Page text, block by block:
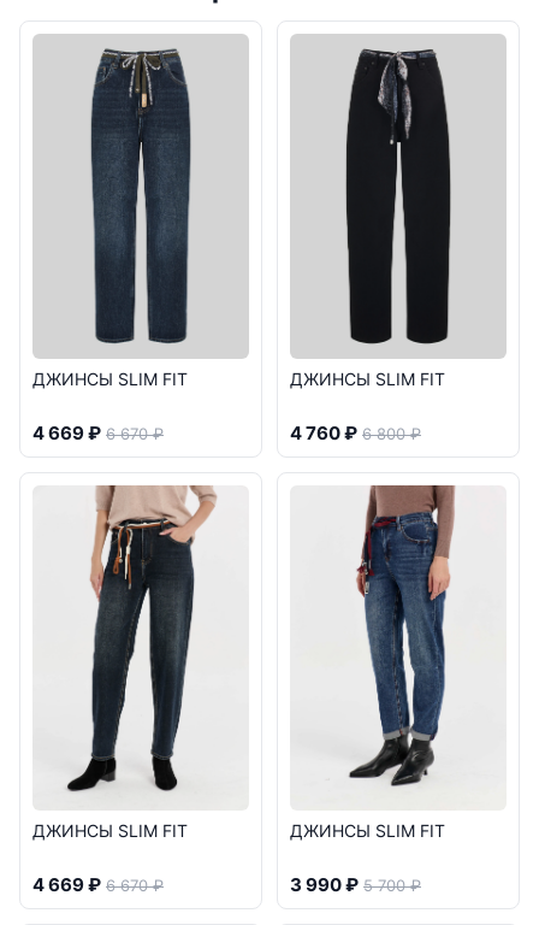
ДЖИНСЫ SLIM FIT
4 669 ₽ 6 670 ₽
ДЖИНСЫ SLIM FIT
4 760 ₽ 6 800 ₽
ДЖИНСЫ SLIM FIT
4 669 ₽ 6 670 ₽
ДЖИНСЫ SLIM FIT
3 990 ₽ 5 700 ₽